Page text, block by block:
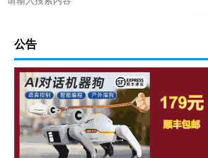
公告